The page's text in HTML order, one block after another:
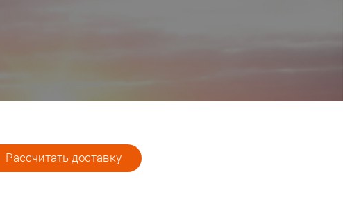
Рассчитать доставку